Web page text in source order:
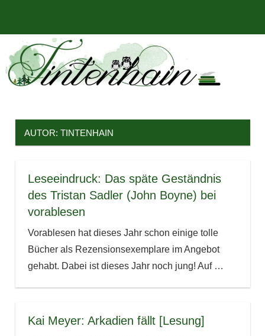
springen
Tintenhain
–
Der
Rezensionen
und
mehr
AUTOR: TINTENHAIN
Leseeindruck: Das späte Geständnis
des Tristan Sadler (John Boyne) bei
vorablesen
Vorablesen hat dieses Jahr schon einige tolle
Bücher als Rezensionsexemplare im Angebot
gehabt. Dabei ist dieses Jahr noch jung! Auf …
Kai Meyer: Arkadien fällt [Lesung]